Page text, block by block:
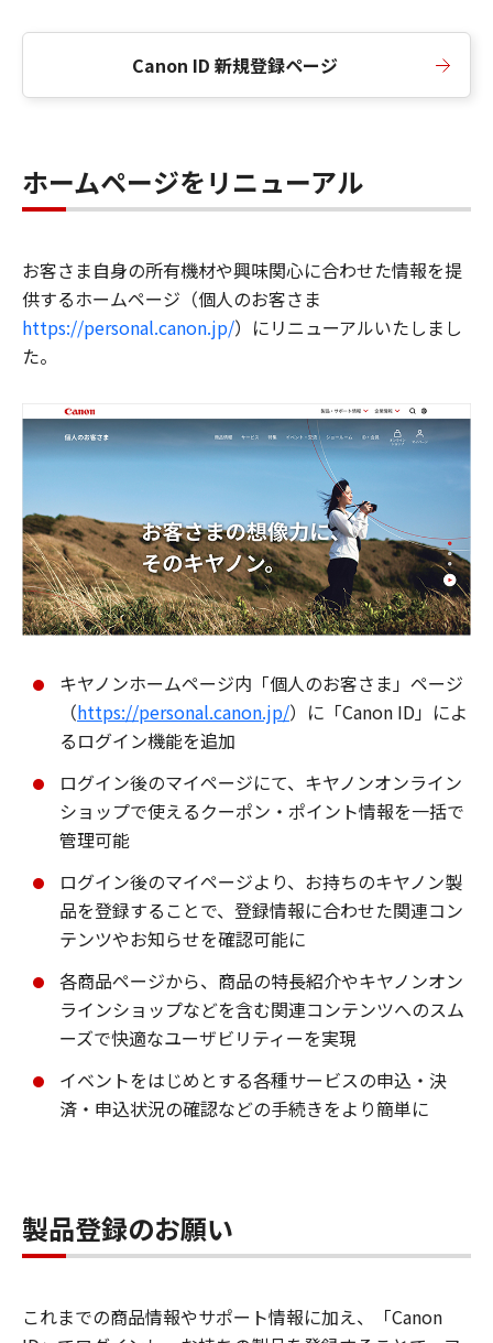
Canon ID 新規登録ページ
ホームページをリニューアル
お客さま自身の所有機材や興味関心に合わせた情報を提
供するホームページ（個人のお客さま
https://personal.canon.jp/）にリニューアルいたしまし
た。
キヤノンホームページ内「個人のお客さま」ページ
（https://personal.canon.jp/）に「Canon ID」によ
るログイン機能を追加
ログイン後のマイページにて、キヤノンオンライン
ショップで使えるクーポン・ポイント情報を一括で
管理可能
ログイン後のマイページより、お持ちのキヤノン製
品を登録することで、登録情報に合わせた関連コン
テンツやお知らせを確認可能に
各商品ページから、商品の特長紹介やキヤノンオン
ラインショップなどを含む関連コンテンツへのスム
ーズで快適なユーザビリティーを実現
イベントをはじめとする各種サービスの申込・決
済・申込状況の確認などの手続きをより簡単に
製品登録のお願い
これまでの商品情報やサポート情報に加え、「Canon